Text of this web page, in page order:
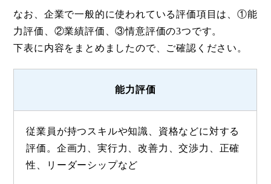
なお、企業で一般的に使われている評価項目は、①能
力評価、②業績評価、③情意評価の3つです。
下表に内容をまとめましたので、ご確認ください。
能力評価
従業員が持つスキルや知識、資格などに対する
評価。企画力、実行力、改善力、交渉力、正確
性、リーダーシップなど